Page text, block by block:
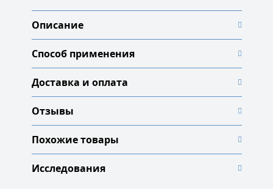
Описание
Способ применения
Доставка и оплата
Отзывы
Похожие товары
Исследования